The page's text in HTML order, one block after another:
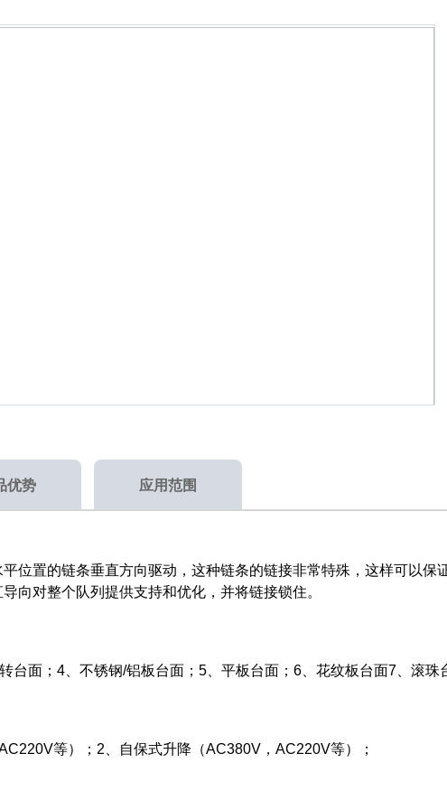
优势 应用范围
位置的链条垂直方向驱动，这种链条的链接非常特殊，这样可以
向对整个队列提供支持和优化，并将链接锁住。
台面；4、不锈钢/铝板台面；5、平板台面；6、花纹板台面7、滚珠
等）；2、自保式升降（AC380V，AC220V等）；